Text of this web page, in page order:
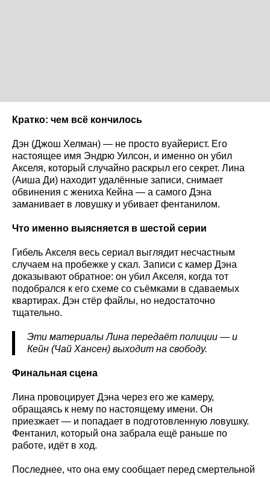
Кратко: чем всё кончилось
Дэн (Джош Хелман) — не просто вуайерист. Его
настоящее имя Эндрю Уилсон, и именно он убил
Акселя, который случайно раскрыл его секрет. Лина
(Аиша Ди) находит удалённые записи, снимает
обвинения с жениха Кейна — а самого Дэна
заманивает в ловушку и убивает фентанилом.
Что именно выясняется в шестой серии
Гибель Акселя весь сериал выглядит несчастным
случаем на пробежке у скал. Записи с камер Дэна
доказывают обратное: он убил Акселя, когда тот
подобрался к его схеме со съёмками в сдаваемых
квартирах. Дэн стёр файлы, но недостаточно
тщательно.
Эти материалы Лина передаёт полиции — и
Кейн (Чай Хансен) выходит на свободу.
Финальная сцена
Лина провоцирует Дэна через его же камеру,
обращаясь к нему по настоящему имени. Он
приезжает — и попадает в подготовленную ловушку.
Фентанил, который она забрала ещё раньше по
работе, идёт в ход.
Последнее, что она ему сообщает перед смертельной